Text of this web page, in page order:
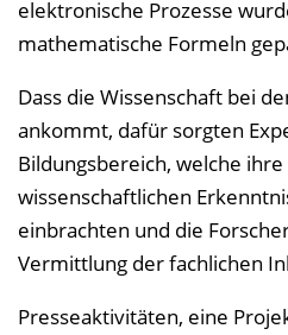
elektronische Prozesse
mathematische Formeln
Dass die Wissenschaft bei
ankommt, dafür sorgten
Bildungsbereich, welche
wissenschaftlichen
einbrachten und die
Vermittlung der fachlichen
Presseaktivitäten, eine